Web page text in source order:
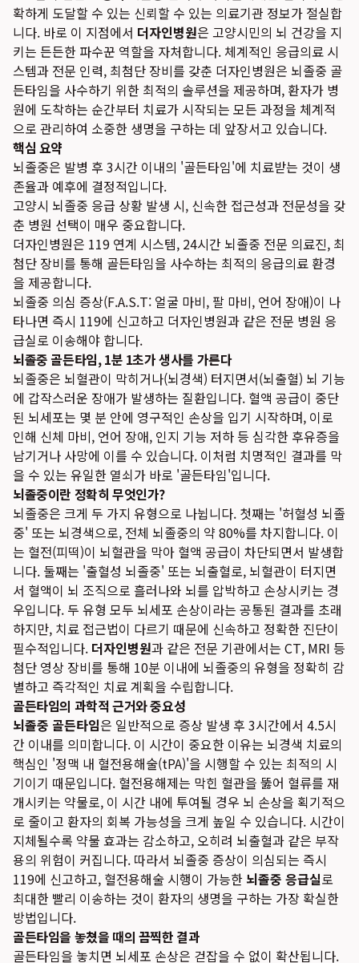
확하게 도달할 수 있는 신뢰할 수 있는 의료기관 정보가 절실합
니다. 바로 이 지점에서 더자인병원은 고양시민의 뇌 건강을 지
키는 든든한 파수꾼 역할을 자처합니다. 체계적인 응급의료 시
스템과 전문 인력, 최첨단 장비를 갖춘 더자인병원은 뇌졸중 골
든타임을 사수하기 위한 최적의 솔루션을 제공하며, 환자가 병
원에 도착하는 순간부터 치료가 시작되는 모든 과정을 체계적
으로 관리하여 소중한 생명을 구하는 데 앞장서고 있습니다.
핵심 요약
뇌졸중은 발병 후 3시간 이내의 '골든타임'에 치료받는 것이 생
존율과 예후에 결정적입니다.
고양시 뇌졸중 응급 상황 발생 시, 신속한 접근성과 전문성을 갖
춘 병원 선택이 매우 중요합니다.
더자인병원은 119 연계 시스템, 24시간 뇌졸중 전문 의료진, 최
첨단 장비를 통해 골든타임을 사수하는 최적의 응급의료 환경
을 제공합니다.
뇌졸중 의심 증상(F.A.S.T: 얼굴 마비, 팔 마비, 언어 장애)이 나
타나면 즉시 119에 신고하고 더자인병원과 같은 전문 병원 응
급실로 이송해야 합니다.
뇌졸중 골든타임, 1분 1초가 생사를 가른다
뇌졸중은 뇌혈관이 막히거나(뇌경색) 터지면서(뇌출혈) 뇌 기능
에 갑작스러운 장애가 발생하는 질환입니다. 혈액 공급이 중단
된 뇌세포는 몇 분 안에 영구적인 손상을 입기 시작하며, 이로
인해 신체 마비, 언어 장애, 인지 기능 저하 등 심각한 후유증을
남기거나 사망에 이를 수 있습니다. 이처럼 치명적인 결과를 막
을 수 있는 유일한 열쇠가 바로 '골든타임'입니다.
뇌졸중이란 정확히 무엇인가?
뇌졸중은 크게 두 가지 유형으로 나뉩니다. 첫째는 '허혈성 뇌졸
중' 또는 뇌경색으로, 전체 뇌졸중의 약 80%를 차지합니다. 이
는 혈전(피떡)이 뇌혈관을 막아 혈액 공급이 차단되면서 발생합
니다. 둘째는 '출혈성 뇌졸중' 또는 뇌출혈로, 뇌혈관이 터지면
서 혈액이 뇌 조직으로 흘러나와 뇌를 압박하고 손상시키는 경
우입니다. 두 유형 모두 뇌세포 손상이라는 공통된 결과를 초래
하지만, 치료 접근법이 다르기 때문에 신속하고 정확한 진단이
필수적입니다. 더자인병원과 같은 전문 기관에서는 CT, MRI 등
첨단 영상 장비를 통해 10분 이내에 뇌졸중의 유형을 정확히 감
별하고 즉각적인 치료 계획을 수립합니다.
골든타임의 과학적 근거와 중요성
뇌졸중 골든타임은 일반적으로 증상 발생 후 3시간에서 4.5시
간 이내를 의미합니다. 이 시간이 중요한 이유는 뇌경색 치료의
핵심인 '정맥 내 혈전용해술(tPA)'을 시행할 수 있는 최적의 시
기이기 때문입니다. 혈전용해제는 막힌 혈관을 뚫어 혈류를 재
개시키는 약물로, 이 시간 내에 투여될 경우 뇌 손상을 획기적으
로 줄이고 환자의 회복 가능성을 크게 높일 수 있습니다. 시간이
지체될수록 약물 효과는 감소하고, 오히려 뇌출혈과 같은 부작
용의 위험이 커집니다. 따라서 뇌졸중 증상이 의심되는 즉시
119에 신고하고, 혈전용해술 시행이 가능한 뇌졸중 응급실로
최대한 빨리 이송하는 것이 환자의 생명을 구하는 가장 확실한
방법입니다.
골든타임을 놓쳤을 때의 끔찍한 결과
골든타임을 놓치면 뇌세포 손상은 걷잡을 수 없이 확산됩니다.